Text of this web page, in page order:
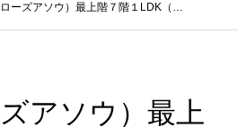
ローズアソウ）最上階７階１LDK（…
アソウ）最上